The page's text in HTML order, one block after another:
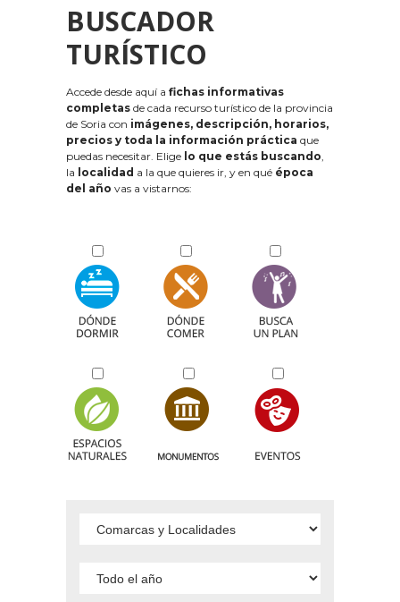
BUSCADOR
TURÍSTICO
Accede desde aquí a fichas informativas
completas de cada recurso turístico de la provincia
de Soria con imágenes, descripción, horarios,
precios y toda la información práctica que
puedas necesitar. Elige lo que estás buscando,
la localidad a la que quieres ir, y en qué época
del año vas a vistarnos: